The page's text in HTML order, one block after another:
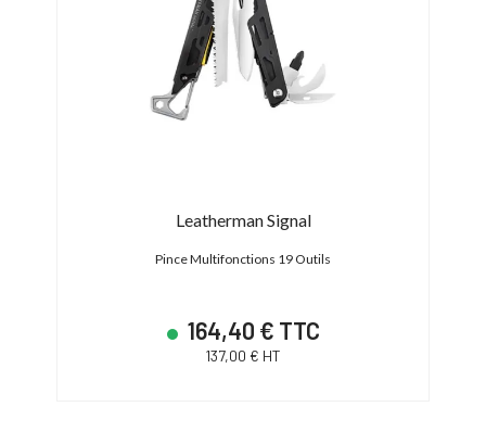
Leatherman Signal
Pince Multifonctions 19 Outils
164,40 € TTC
137,00 € HT